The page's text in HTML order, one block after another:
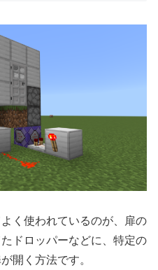
く使われているのが、扉の
ドロッパーなどに、特定の
開く方法です。